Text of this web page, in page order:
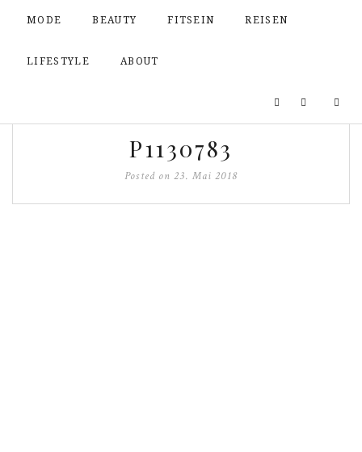
MODE BEAUTY FITSEIN REISEN
LIFESTYLE ABOUT
P1130783
Posted on23. Mai 2018